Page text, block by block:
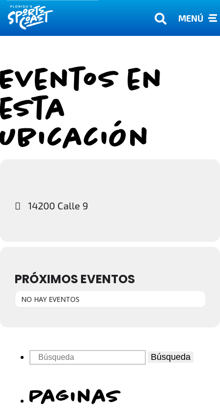
MENÚ
Eventos en
esta
ubicación
14200 Calle 9
PRÓXIMOS EVENTOS
NO HAY EVENTOS
Búsqueda
Paginas